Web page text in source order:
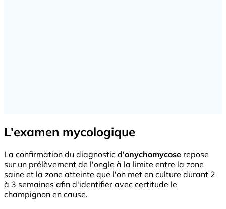
L'examen mycologique
La confirmation du diagnostic d'onychomycose repose
sur un prélèvement de l'ongle à la limite entre la zone
saine et la zone atteinte que l'on met en culture durant 2
à 3 semaines afin d'identifier avec certitude le
champignon en cause.